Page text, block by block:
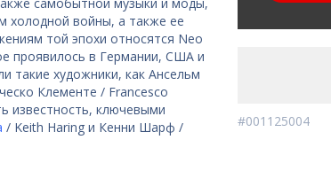
холодной войны, а также ее
той эпохи относятся Neo
проявилось в Германии, США и
такие художники, как Ансельм
Клементе / Francesco
известность, ключевыми
/ Keith Haring и Кенни Шарф /
#001125004